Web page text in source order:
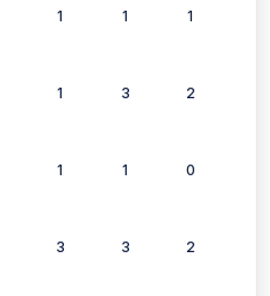
1 1 1
1 3 2
1 1 0
3 3 2